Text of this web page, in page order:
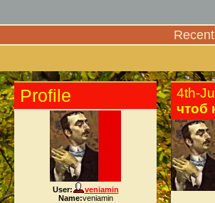
Profile
User:
veniamin
Name:veniamin
4th-
чтоб